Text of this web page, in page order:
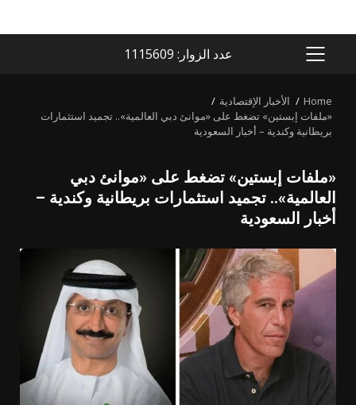
PRIMARY
عدد الزوار: 1115609
Home
الأخبار الإقتصادية
«ملفات إبستين» تضغط على «موانئ دبي العالمية».. تجميد استثمارات
بريطانية وكندية – أخبار السعودية
«ملفات إبستين» تضغط على «موانئ دبي
العالمية».. تجميد استثمارات بريطانية وكندية –
أخبار السعودية